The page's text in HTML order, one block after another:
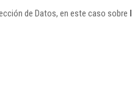
de Datos, en este caso sobre